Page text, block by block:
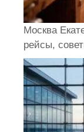
Москва
рейсы,